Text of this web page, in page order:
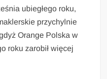
ubiegłego roku,
przychylnie
Orange Polska w
roku zarobił więcej